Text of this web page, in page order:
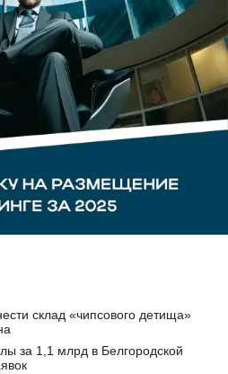
склад «чипсового детища»
за 1,1 млрд в Белгородской